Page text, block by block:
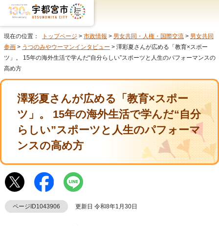
現在の位置： トップページ > 市政情報 > 男女共同・人権・国際交流 > 男女共同
参画 > うつのみやウーマンインタビュー > 澤彩夏さんが広める「教育×スポー
ツ」。 15年の海外生活で学んだ“自分らしい”スポーツと人生のパフォーマンスの
高め方
澤彩夏さんが広める「教育×スポー
ツ」。 15年の海外生活で学んだ“自分
らしい”スポーツと人生のパフォーマ
ンスの高め方
ページID1043906 更新日 令和8年1月30日